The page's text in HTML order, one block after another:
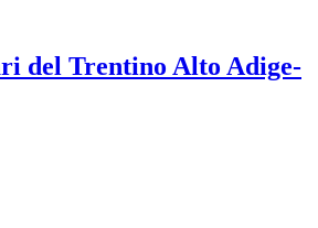
del Trentino Alto Adige-